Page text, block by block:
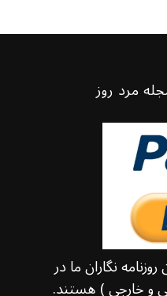
مرد روز
نگاران ما در
و خارجی ) هستند.